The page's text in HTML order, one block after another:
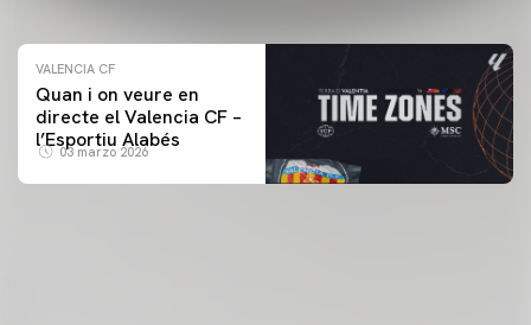
VALENCIA CF
Quan i on veure en
directe el Valencia CF –
l’Esportiu Alabés
03 marzo 2026